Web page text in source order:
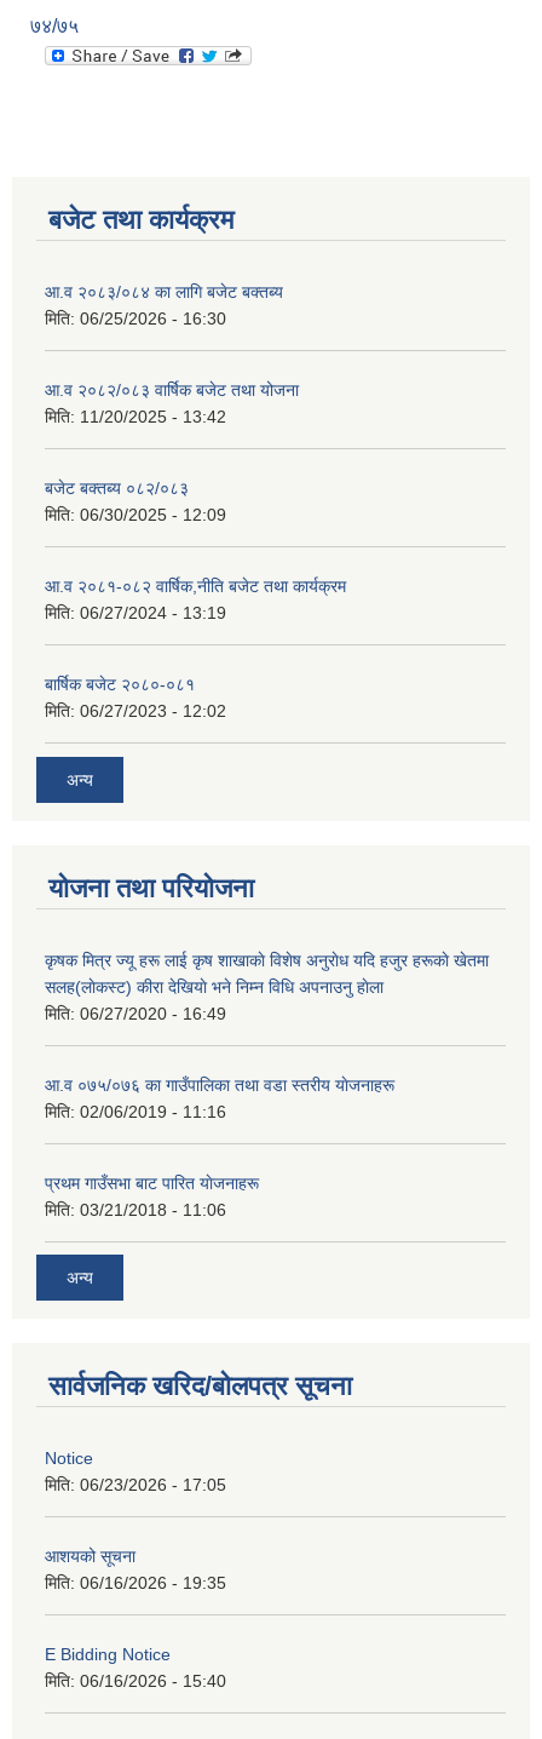
७४/७५
बजेट तथा कार्यक्रम
आ.व २०८३/०८४ का लागि बजेट बक्तब्य
मिति: 06/25/2026 - 16:30
आ.व २०८२/०८३ वार्षिक बजेट तथा योजना
मिति: 11/20/2025 - 13:42
बजेट बक्तब्य ०८२/०८३
मिति: 06/30/2025 - 12:09
आ.व २०८१-०८२ वार्षिक,नीति बजेट तथा कार्यक्रम
मिति: 06/27/2024 - 13:19
बार्षिक बजेट २०८०-०८१
मिति: 06/27/2023 - 12:02
अन्य
योजना तथा परियोजना
कृषक मित्र ज्यू हरू लाई कृष शाखाकाे विशेष अनुराेध यदि हजुर हरूकाे खेतमा
सलह(लाेकस्ट) कीरा देखियाे भने निम्न विधि अपनाउनु हाेला
मिति: 06/27/2020 - 16:49
आ‍.व ०७५/०७६ का गाउँपालिका तथा वडा स्तरीय याेजनाहरू
मिति: 02/06/2019 - 11:16
प्रथम गाउँसभा बाट पारित याेजनाहरू
मिति: 03/21/2018 - 11:06
अन्य
सार्वजनिक खरिद/बोलपत्र सूचना
Notice
मिति: 06/23/2026 - 17:05
आशयको सूचना
मिति: 06/16/2026 - 19:35
E Bidding Notice
मिति: 06/16/2026 - 15:40